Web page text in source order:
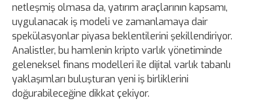
netleşmiş olmasa da, yatırım araçlarının kapsamı,
uygulanacak iş modeli ve zamanlamaya dair
spekülasyonlar piyasa beklentilerini şekillendiriyor.
Analistler, bu hamlenin kripto varlık yönetiminde
geleneksel finans modelleri ile dijital varlık tabanlı
yaklaşımları buluşturan yeni iş birliklerini
doğurabileceğine dikkat çekiyor.